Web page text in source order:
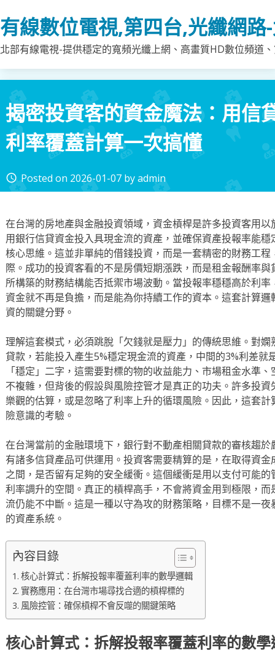
to
content
有線數位電視,第四台,光纖網路
北部有線電視-提供穩定的寬頻光纖上網、高畫質HD數位頻道
揭密投資客的資金魔法：用信
利率覆蓋計算一次搞懂
access_time Posted on 2026-01-07 byadmin
在台灣的房地產與金融投資領域，資金槓桿是許多投資客用
用銀行信貸資金投入具現金流的資產，並確保資產投報率能
核心思維。這並非單純的借錢投資，而是一套精密的財務工
際。成功的投資客看的不是房價短期漲跌，而是租金報酬率
所構築的財務結構能否抵禦市場波動。當投報率穩穩高於利
資金就不再是負擔，而是能為你持續工作的資本。這套計算
資的關鍵分野。
理解這套模式，必須跳脫「欠錢就是壓力」的傳統思維。對
貸款，若能投入產生5%穩定現金流的資產，中間的3%利差就
「穩定」二字，這需要對標的物的收益能力、市場租金水準
不複雜，但背後的假設與風險控管才是真正的功夫。許多投
樂觀的估算，或是忽略了利率上升的循環風險。因此，這套
險意識的考驗。
在台灣當前的金融環境下，銀行對不動產相關貸款的審核趨
有諸多信貸產品可供運用。投資客需要精算的是，在取得資
之間，是否留有足夠的安全緩衝。這個緩衝是用以支付可能
利率調升的空間。真正的槓桿高手，不會將資金用到極限，
流仍能不中斷。這是一種以守為攻的財務策略，目標不是一
的資產系統。
內容目錄
核心計算式：拆解投報率覆蓋利率的數學邏輯
實務應用：在台灣市場尋找合適的槓桿標的
風險控管：確保槓桿不會反噬的關鍵策略
核心計算式：拆解投報率覆蓋利率的數學